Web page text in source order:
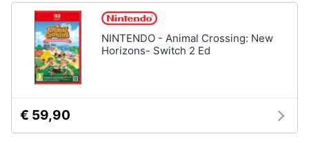
Brico
e
Giardinaggio
Salute
igiene
NINTENDO - Animal Crossing: New
Horizons- Switch 2 Ed
€ 59,90